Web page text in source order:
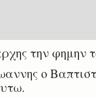
την φημην
ο